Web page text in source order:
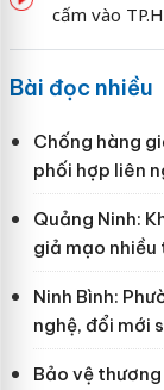
cấm vào
Bài đọc nhiều
Chống hàng
phối hợp liên
Quảng Ninh:
giả mạo nhiều
Ninh Bình:
nghệ, đổi mới
Bảo vệ